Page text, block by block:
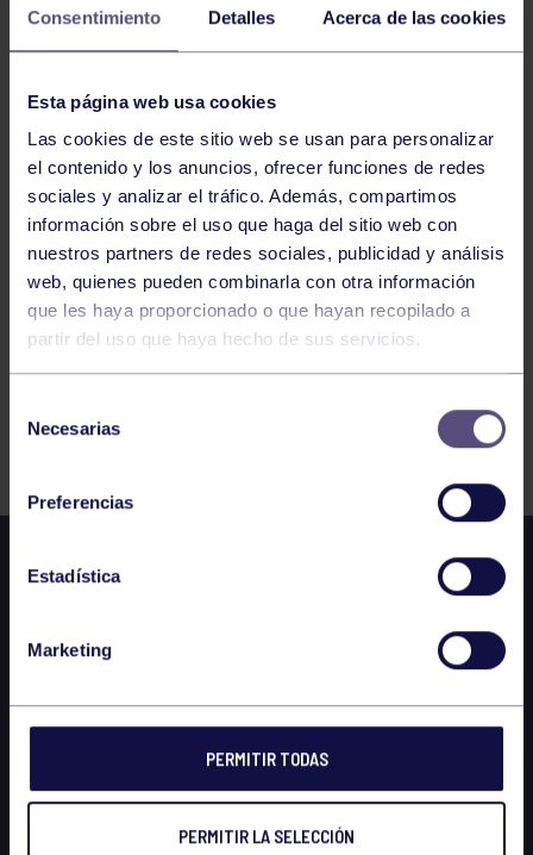
Consentimiento Detalles Acerca de las cookies
Esta página web usa cookies
Las cookies de este sitio web se usan para personalizar
el contenido y los anuncios, ofrecer funciones de redes
sociales y analizar el tráfico. Además, compartimos
información sobre el uso que haga del sitio web con
nuestros partners de redes sociales, publicidad y análisis
web, quienes pueden combinarla con otra información
que les haya proporcionado o que hayan recopilado a
partir del uso que haya hecho de sus servicios.
Necesarias
Preferencias
Estadística
Marketing
PERMITIR TODAS
PERMITIR LA SELECCIÓN
ENERO 2025
17:00h PELOTA
1ª JORNADA CTO ESPAÑA DE CLUBS: RGCC –
CLUB PELOTA ALBELDA
503 504 505 506 507 508 509
FILTRAR